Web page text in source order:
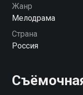
рутине семейной
бывшим
который в школе
Очень быстро
отпускать…
вовсе не тот, за
Жанр
Мелодрама
Страна
Россия